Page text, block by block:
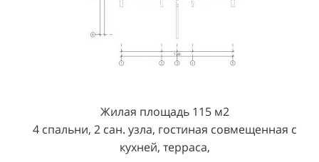
Жилая площадь 115 м2
4 спальни, 2 сан. узла, гостиная совмещенная с
кухней, терраса,